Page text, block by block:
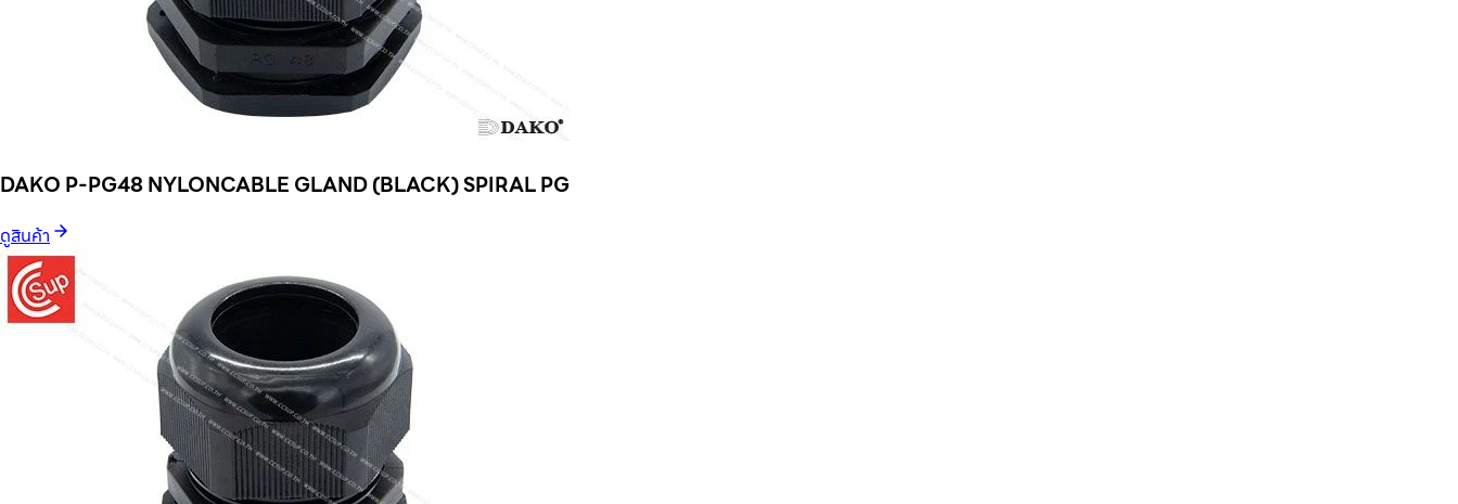
DAKO P-PG48 NYLONCABLE GLAND (BLACK) SPIRAL PG
ดูสินค้า